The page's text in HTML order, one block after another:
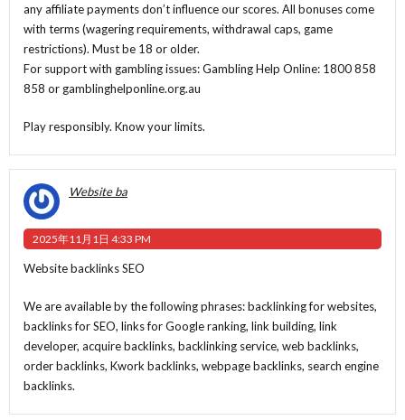
any affiliate payments don’t influence our scores. All bonuses come
with terms (wagering requirements, withdrawal caps, game
restrictions). Must be 18 or older.
For support with gambling issues: Gambling Help Online: 1800 858
858 or gamblinghelponline.org.au
Play responsibly. Know your limits.
Website ba
2025年11月1日 4:33 PM
Website backlinks SEO
We are available by the following phrases: backlinking for websites,
backlinks for SEO, links for Google ranking, link building, link
developer, acquire backlinks, backlinking service, web backlinks,
order backlinks, Kwork backlinks, webpage backlinks, search engine
backlinks.